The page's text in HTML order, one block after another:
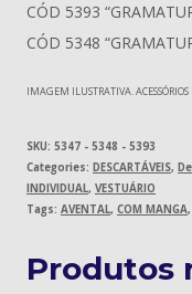
CÓD 5393
CÓD 5348
IMAGEM ILUSTRATIVA.
SKU: 5347 - 5348 - 5393
Categories: DESCARTÁVEIS,
INDIVIDUAL, VESTUÁRIO
Tags: AVENTAL, COM MANGA,
Produtos